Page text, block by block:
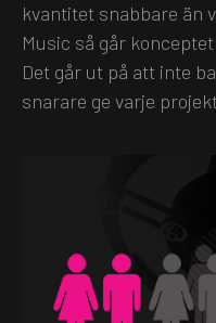
kvantitet snabbare än
Music så går
Det går ut på att inte
snarare ge varje